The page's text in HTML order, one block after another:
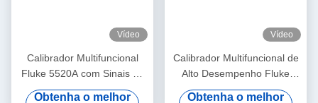
Vídeo
Calibrador Multifuncional
Fluke 5520A com Sinais de
Amplitude de 600 MHz,
Obtenha o melhor
Vídeo
Calibrador Multifuncional de
Alto Desempenho Fluke
5730A com Sinais de
Obtenha o melhor